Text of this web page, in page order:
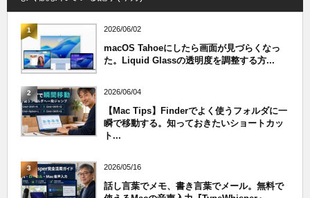
1 2026/06/02
macOS Tahoeにしたら画面が見づらくなっ
た。Liquid Glassの透明度を調整する方...
2 2026/06/04
【Mac Tips】Finderでよく使うフォルダに一
瞬で移動する。知っておきたいショートカッ
ト...
3 2026/05/16
話し言葉でメモ、書き言葉でメール。無料で